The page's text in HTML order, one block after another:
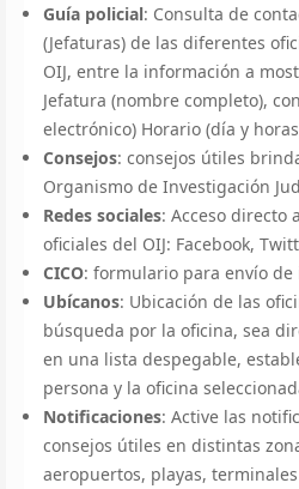
Guía policial: Consulta de
(Jefaturas) de las diferentes
OIJ, entre la información a
Jefatura (nombre completo),
electrónico) Horario (día y
Consejos: consejos útiles
Organismo de Investigación
Redes sociales: Acceso directo
oficiales del OIJ: Facebook,
CICO: formulario para envío
Ubícanos: Ubicación de las
búsqueda por la oficina, sea
en una lista despegable,
persona y la oficina
Notificaciones: Active las
consejos útiles en distintas
aeropuertos, playas,